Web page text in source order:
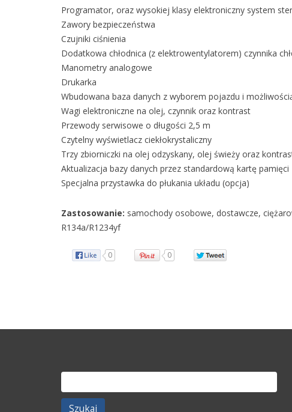
Programator, oraz wysokiej klasy elektroniczny system
Zawory bezpieczeństwa
Czujniki ciśnienia
Dodatkowa chłodnica (z elektrowentylatorem) czynnika
Manometry analogowe
Drukarka
Wbudowana baza danych z wyborem pojazdu i
Wagi elektroniczne na olej, czynnik oraz kontrast
Przewody serwisowe o długości 2,5 m
Czytelny wyświetlacz ciekłokrystaliczny
Trzy zbiorniczki na olej odzyskany, olej świeży oraz
Aktualizacja bazy danych przez standardową kartę pamięci
Specjalna przystawka do płukania układu (opcja)
Zastosowanie: samochody osobowe, dostawcze,
R134a/R1234yf
0 0
Szukaj: